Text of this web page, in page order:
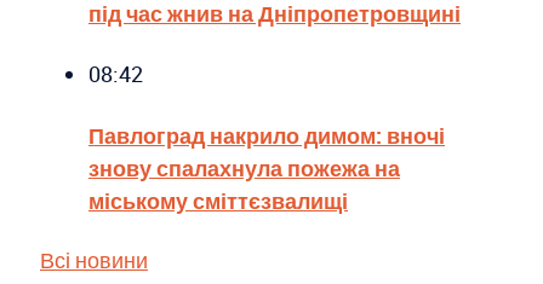
під час жнив на Дніпропетровщині
08:42
Павлоград накрило димом: вночі
знову спалахнула пожежа на
міському сміттєзвалищі
Всі новини